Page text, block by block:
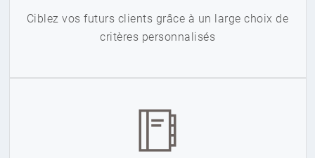
Ciblez vos futurs clients grâce à un large choix de
critères personnalisés